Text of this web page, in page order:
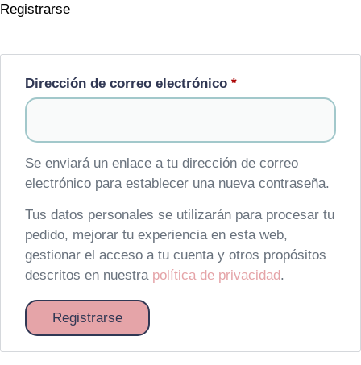
Registrarse
Dirección de correo electrónico *
Se enviará un enlace a tu dirección de correo
electrónico para establecer una nueva contraseña.
Tus datos personales se utilizarán para procesar tu
pedido, mejorar tu experiencia en esta web,
gestionar el acceso a tu cuenta y otros propósitos
descritos en nuestra política de privacidad.
Registrarse